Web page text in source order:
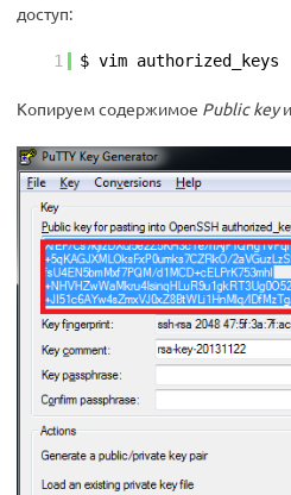
доступ:
1 $ vim authorized_keys
Копируем содержимое Public key